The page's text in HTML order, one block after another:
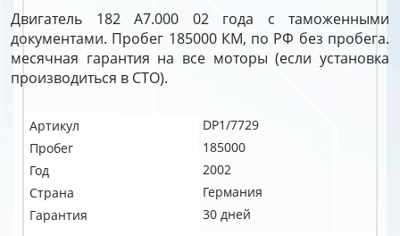
Двигатель 182 A7.000 02 года с таможенными
документами. Пробег 185000 КМ, по РФ без пробега.
месячная гарантия на все моторы (если установка
производиться в СТО).
Артикул
DP1/7729
Пробег
185000
Год
2002
Страна
Германия
Гарантия
30 дней